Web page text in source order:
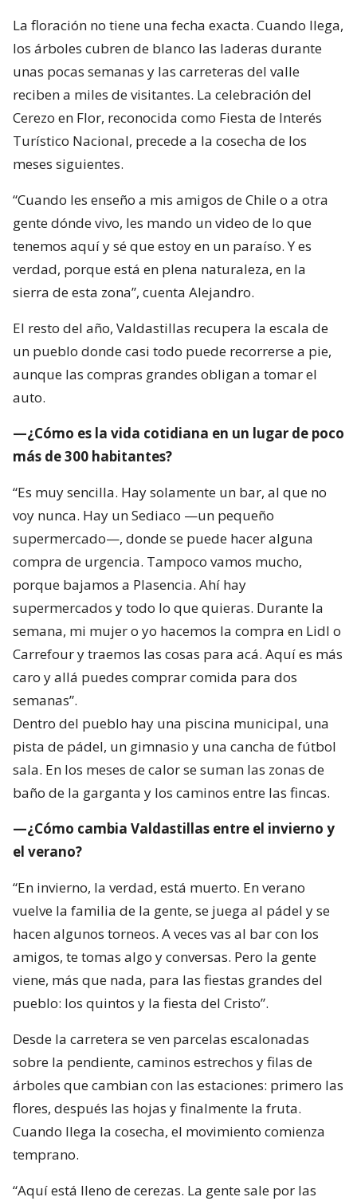
La floración no tiene una fecha exacta. Cuando llega,
los árboles cubren de blanco las laderas durante
unas pocas semanas y las carreteras del valle
reciben a miles de visitantes. La celebración del
Cerezo en Flor, reconocida como Fiesta de Interés
Turístico Nacional, precede a la cosecha de los
meses siguientes.
“Cuando les enseño a mis amigos de Chile o a otra
gente dónde vivo, les mando un video de lo que
tenemos aquí y sé que estoy en un paraíso. Y es
verdad, porque está en plena naturaleza, en la
sierra de esta zona”, cuenta Alejandro.
El resto del año, Valdastillas recupera la escala de
un pueblo donde casi todo puede recorrerse a pie,
aunque las compras grandes obligan a tomar el
auto.
—¿Cómo es la vida cotidiana en un lugar de poco
más de 300 habitantes?
“Es muy sencilla. Hay solamente un bar, al que no
voy nunca. Hay un Sediaco —un pequeño
supermercado—, donde se puede hacer alguna
compra de urgencia. Tampoco vamos mucho,
porque bajamos a Plasencia. Ahí hay
supermercados y todo lo que quieras. Durante la
semana, mi mujer o yo hacemos la compra en Lidl o
Carrefour y traemos las cosas para acá. Aquí es más
caro y allá puedes comprar comida para dos
semanas”.
Dentro del pueblo hay una piscina municipal, una
pista de pádel, un gimnasio y una cancha de fútbol
sala. En los meses de calor se suman las zonas de
baño de la garganta y los caminos entre las fincas.
—¿Cómo cambia Valdastillas entre el invierno y
el verano?
“En invierno, la verdad, está muerto. En verano
vuelve la familia de la gente, se juega al pádel y se
hacen algunos torneos. A veces vas al bar con los
amigos, te tomas algo y conversas. Pero la gente
viene, más que nada, para las fiestas grandes del
pueblo: los quintos y la fiesta del Cristo”.
Desde la carretera se ven parcelas escalonadas
sobre la pendiente, caminos estrechos y filas de
árboles que cambian con las estaciones: primero las
flores, después las hojas y finalmente la fruta.
Cuando llega la cosecha, el movimiento comienza
temprano.
“Aquí está lleno de cerezas. La gente sale por las